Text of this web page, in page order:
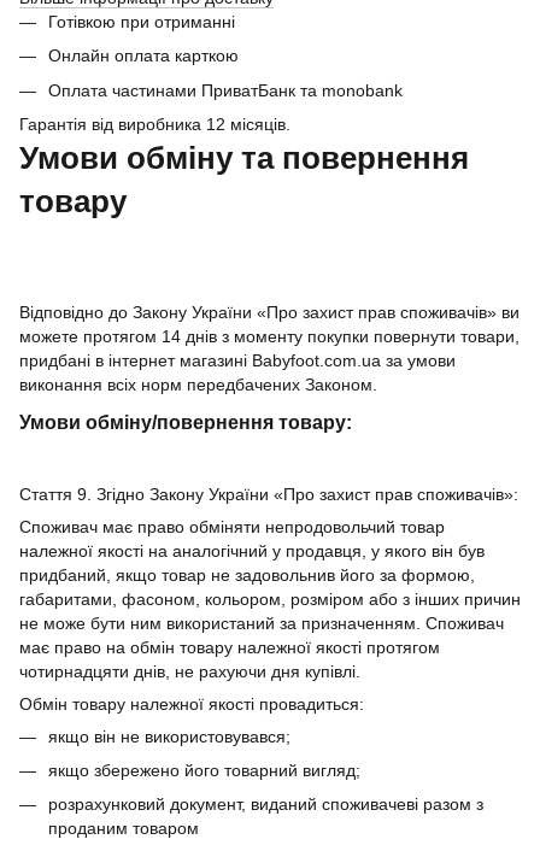
Готівкою при отриманні
Онлайн оплата карткою
Оплата частинами ПриватБанк та monobank
Гарантія від виробника 12 місяців.
Умови обміну та повернення
товару
Відповідно до Закону України «Про захист прав споживачів» ви
можете протягом 14 днів з моменту покупки повернути товари,
придбані в інтернет магазині Babyfoot.com.ua за умови
виконання всіх норм передбачених Законом.
Умови обміну/повернення товару:
Стаття 9. Згідно Закону України «Про захист прав споживачів»:
Споживач має право обміняти непродовольчий товар
належної якості на аналогічний у продавця, у якого він був
придбаний, якщо товар не задовольнив його за формою,
габаритами, фасоном, кольором, розміром або з інших причин
не може бути ним використаний за призначенням. Споживач
має право на обмін товару належної якості протягом
чотирнадцяти днів, не рахуючи дня купівлі.
Обмін товару належної якості провадиться:
якщо він не використовувався;
якщо збережено його товарний вигляд;
розрахунковий документ, виданий споживачеві разом з
проданим товаром